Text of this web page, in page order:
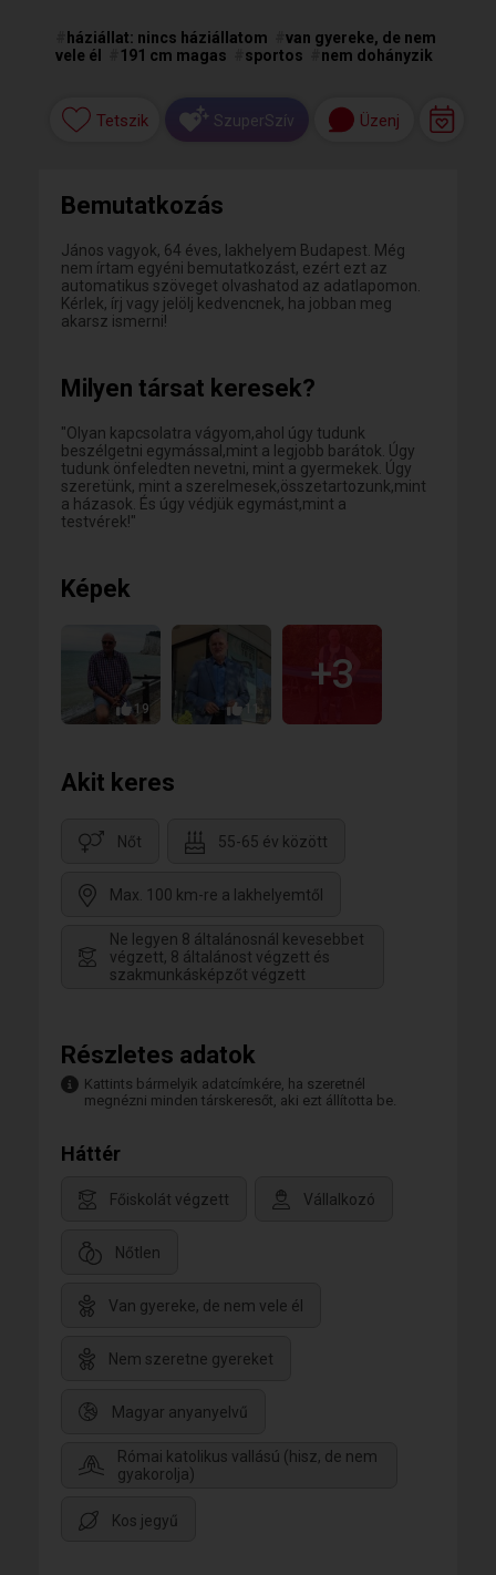
háziállat: nincs háziállatom
van gyereke, de nem
vele él
191 cm magas sportos nem dohányzik
Tetszik SzuperSzív Üzenj
Bemutatkozás
János vagyok, 64 éves, lakhelyem Budapest. Még
nem írtam egyéni bemutatkozást, ezért ezt az
automatikus szöveget olvashatod az adatlapomon.
Kérlek, írj vagy jelölj kedvencnek, ha jobban meg
akarsz ismerni!
Milyen társat keresek?
"Olyan kapcsolatra vágyom,ahol úgy tudunk
beszélgetni egymással,mint a legjobb barátok. Úgy
tudunk önfeledten nevetni, mint a gyermekek. Úgy
szeretünk, mint a szerelmesek,összetartozunk,mint
a házasok. És úgy védjük egymást,mint a
testvérek!"
Képek
19 11
+3
Akit keres
Nőt 55-65 év között
Max. 100 km-re a lakhelyemtől
Ne legyen 8 általánosnál kevesebbet
végzett, 8 általánost végzett és
szakmunkásképzőt végzett
Részletes adatok
Kattints bármelyik adatcímkére, ha szeretnél
megnézni minden társkeresőt, aki ezt állította be.
Háttér
Főiskolát végzett Vállalkozó
Nőtlen
Van gyereke, de nem vele él
Nem szeretne gyereket
Magyar anyanyelvű
Római katolikus vallású (hisz, de nem
gyakorolja)
Kos jegyű